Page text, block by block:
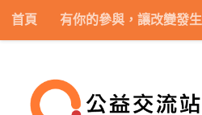
Skip to content
首頁 有你的參與，讓改變發生